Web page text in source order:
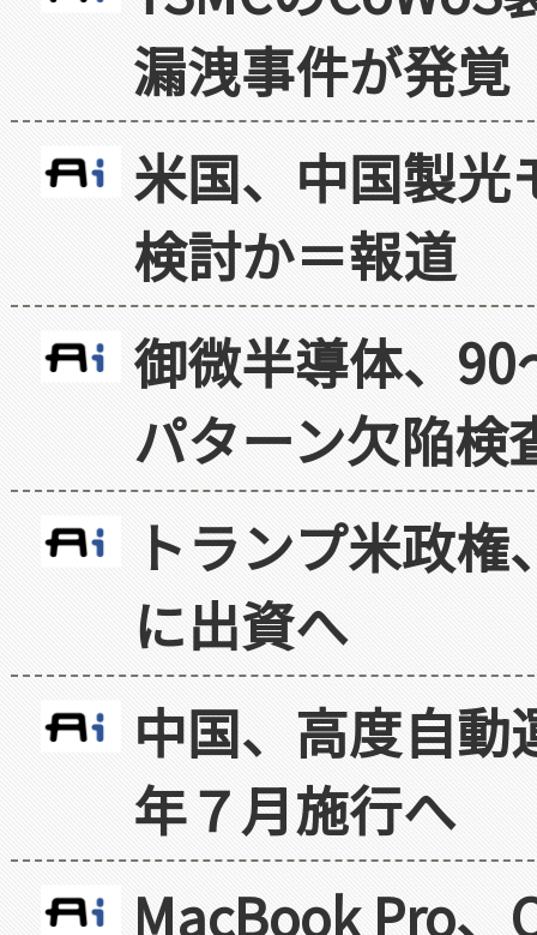
漏洩事件が発覚
米国、中国製光
検討か＝報道
御微半導体、
パターン欠陥検
トランプ米政
に出資へ
中国、高度自
年７月施行へ
MacBook Pro